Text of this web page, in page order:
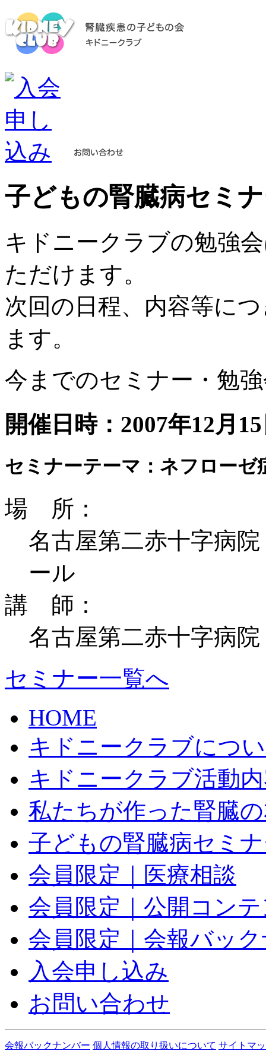
子どもの腎臓病セミ
キドニークラブの勉強
ただけます。
次回の日程、内容等に
ます。
今までのセミナー・勉
開催日時：2007年12月
セミナーテーマ：ネフローゼ
場 所：
名古屋第二赤十字病
ール
講 師：
名古屋第二赤十字病
セミナー一覧へ
HOME
キドニークラブにつ
キドニークラブ活動
私たちが作った腎臓
子どもの腎臓病セミ
会員限定｜医療相談
会員限定｜公開コン
会員限定｜会報バッ
入会申し込み
お問い合わせ
会報バックナンバー 個人情報の取り扱いについて サイトマ